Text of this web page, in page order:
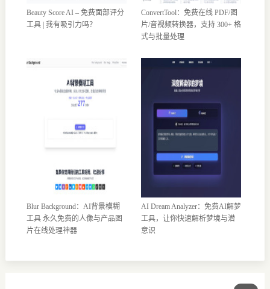
Beauty Score AI – 免费面部评分
工具 | 我有吸引力吗？
ConvertTool：免费在线 PDF/图
片/音视频转换器，支持 300+ 格
式与批量处理
Blur Background：AI背景模糊
工具 永久免费的人像与产品图
片在线处理神器
AI Dream Analyzer：免费AI解梦
工具，让你快速解析梦境与潜
意识